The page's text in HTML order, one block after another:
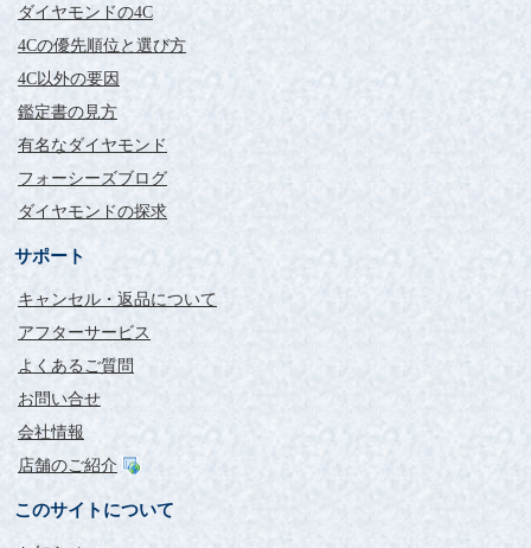
ダイヤモンドの4C
4Cの優先順位と選び方
4C以外の要因
鑑定書の見方
有名なダイヤモンド
フォーシーズブログ
ダイヤモンドの探求
サポート
キャンセル・返品について
アフターサービス
よくあるご質問
お問い合せ
会社情報
店舗のご紹介
このサイトについて